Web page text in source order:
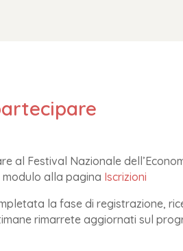
al Festival Nazionale
alla pagina Iscrizioni
la fase di registrazione,
rimarrete aggiornati sul